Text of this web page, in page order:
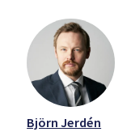
Björn Jerdén